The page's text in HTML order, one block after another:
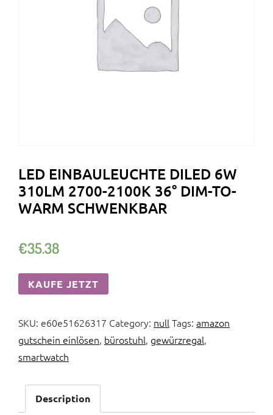
LED EINBAULEUCHTE DILED 6W
310LM 2700-2100K 36° DIM-TO-
WARM SCHWENKBAR
€35.38
KAUFE JETZT
SKU: e60e51626317 Category: nullTags: amazon
gutschein einlösen, bürostuhl, gewürzregal,
smartwatch
Description